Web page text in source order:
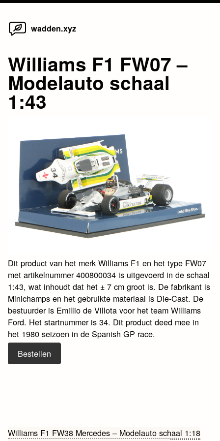
Skip
wadden.xyz
Williams F1 FW07 –
Modelauto schaal
1:43
Dit product van het merk Williams F1 en het type FW07
met artikelnummer 400800034 is uitgevoerd in de schaal
1:43, wat inhoudt dat het ± 7 cm groot is. De fabrikant is
Minichamps en het gebruikte materiaal is Die-Cast. De
bestuurder is Emillio de Villota voor het team Williams
Ford. Het startnummer is 34. Dit product deed mee in
het 1980 seizoen in de Spanish GP race.
Bestellen
Bericht
Williams F1 FW38 Mercedes – Modelauto schaal 1:18